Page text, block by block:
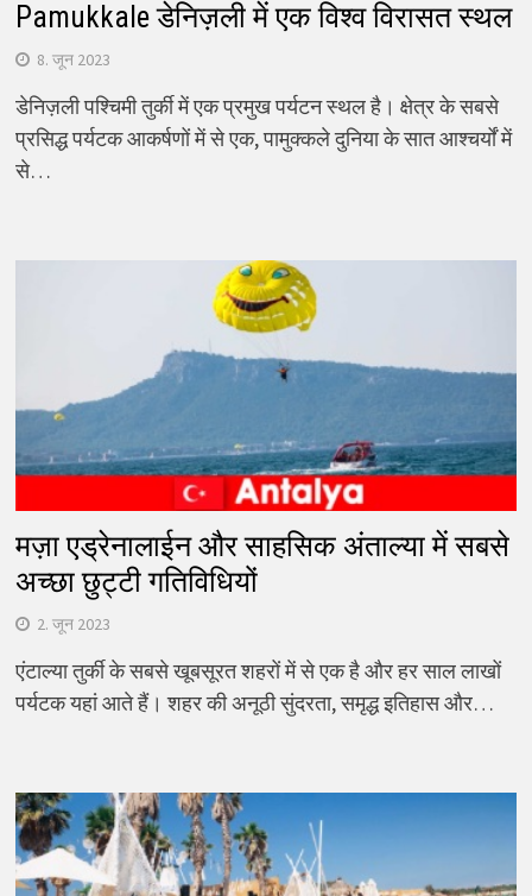
Pamukkale डेनिज़ली में एक विश्व विरासत स्थल
8. जून 2023
डेनिज़ली पश्चिमी तुर्की में एक प्रमुख पर्यटन स्थल है। क्षेत्र के सबसे
प्रसिद्ध पर्यटक आकर्षणों में से एक, पामुक्कले दुनिया के सात आश्चर्यों में
से…
मज़ा एड्रेनालाईन और साहसिक अंताल्या में सबसे
अच्छा छुट्टी गतिविधियों
2. जून 2023
एंटाल्या तुर्की के सबसे खूबसूरत शहरों में से एक है और हर साल लाखों
पर्यटक यहां आते हैं। शहर की अनूठी सुंदरता, समृद्ध इतिहास और…